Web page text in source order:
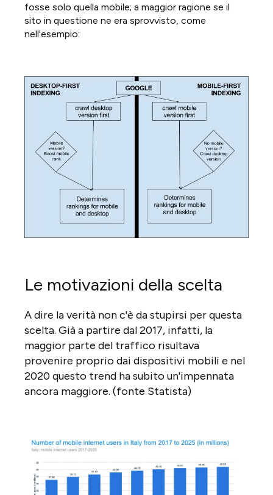
fosse solo quella mobile; a maggior ragione se il
sito in questione ne era sprovvisto, come
nell'esempio:
Le motivazioni della scelta
A dire la verità non c'è da stupirsi per questa
scelta. Già a partire dal 2017, infatti, la
maggior parte del traffico risultava
provenire proprio dai dispositivi mobili e nel
2020 questo trend ha subito un'impennata
ancora maggiore. (fonte Statista)